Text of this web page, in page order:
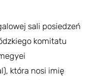
sali posiedzeń
komitatu
która nosi imię